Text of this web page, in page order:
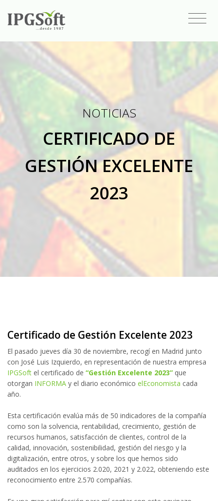
NOTICIAS
CERTIFICADO DE
GESTIÓN EXCELENTE
2023
Certificado de Gestión Excelente 2023
El pasado jueves día 30 de noviembre, recogí en Madrid junto
con José Luis Izquierdo, en representación de nuestra empresa
IPGSoft el certificado de “Gestión Excelente 2023” que
otorgan INFORMA y el diario económico elEconomista cada
año.
Esta certificación evalúa más de 50 indicadores de la compañía
como son la solvencia, rentabilidad, crecimiento, gestión de
recursos humanos, satisfacción de clientes, control de la
calidad, innovación, sostenibilidad, gestión del riesgo y la
digitalización, entre otros, y sobre los que hemos sido
auditados en los ejercicios 2.020, 2021 y 2.022, obteniendo este
reconocimiento entre 2.570 compañías.